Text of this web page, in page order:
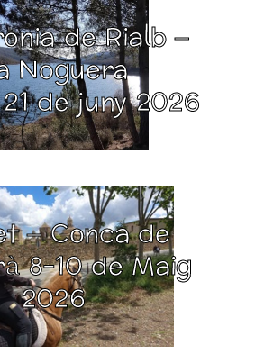
de Rialb –
Noguera
de juny 2026
– Conca de
8-10 de Maig
2026